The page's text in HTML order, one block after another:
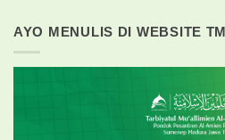
AYO MENULIS DI WEBSITE TMI